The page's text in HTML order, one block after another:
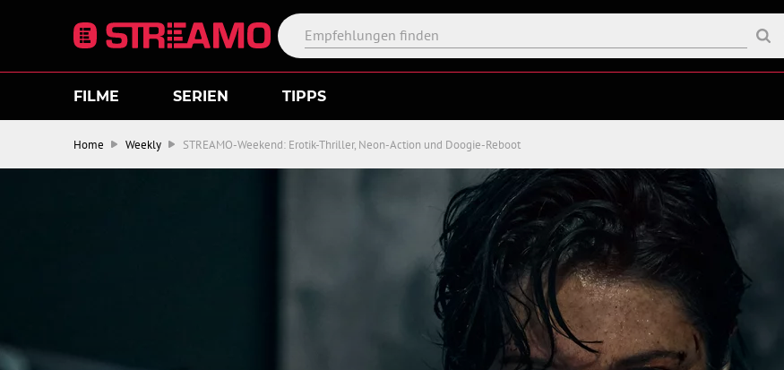
FILME SERIEN TIPPS
Home Weekly STREAMO-Weekend: Erotik-Thriller, Neon-Action und Doogie-Reboot